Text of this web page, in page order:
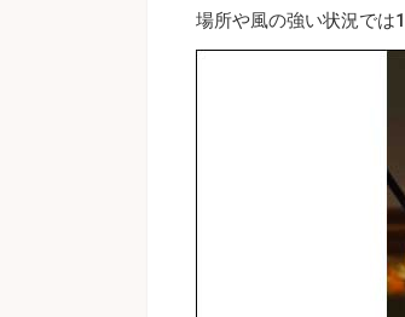
場所や風の強い状況では